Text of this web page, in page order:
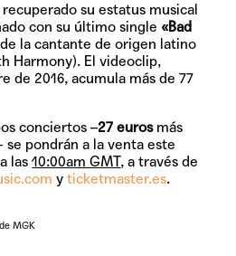
su estatus musical
con su último single «Bad
la cantante de origen latino
Harmony). El videoclip,
de 2016, acumula más de 77
conciertos –27 eurosmás
pondrán a la venta este
a las10:00am GMT, a través de
yticketmaster.es.
MGK